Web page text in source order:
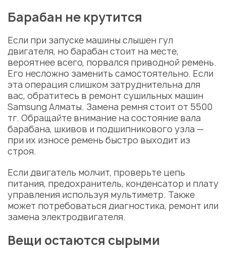
Барабан не крутится
Если при запуске машины слышен гул
двигателя, но барабан стоит на месте,
вероятнее всего, порвался приводной ремень.
Его несложно заменить самостоятельно. Если
эта операция слишком затруднительна для
вас, обратитесь в ремонт сушильных машин
Samsung Алматы. Замена ремня стоит от 5500
тг. Обращайте внимание на состояние вала
барабана, шкивов и подшипникового узла —
при их износе ремень быстро выходит из
строя.
Если двигатель молчит, проверьте цепь
питания, предохранитель, конденсатор и плату
управления используя мультиметр. Также
может потребоваться диагностика, ремонт или
замена электродвигателя.
Вещи остаются сырыми